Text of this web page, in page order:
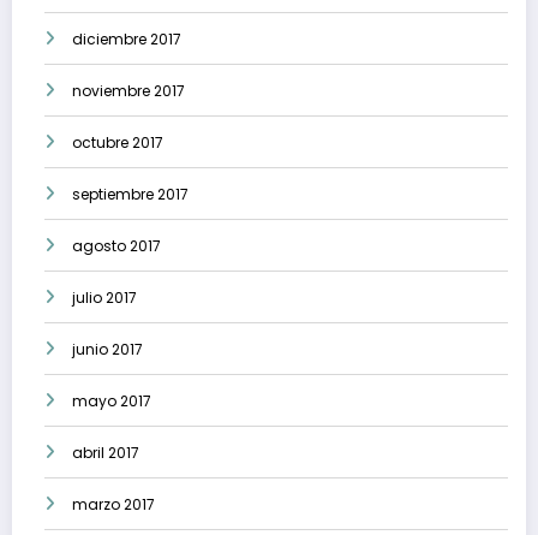
diciembre 2017
noviembre 2017
octubre 2017
septiembre 2017
agosto 2017
julio 2017
junio 2017
mayo 2017
abril 2017
marzo 2017